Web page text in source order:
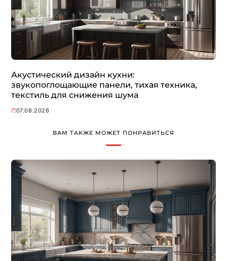
Акустический дизайн кухни:
звукопоглощающие панели, тихая техника,
текстиль для снижения шума
07.08.2026
ВАМ ТАКЖЕ МОЖЕТ ПОНРАВИТЬСЯ